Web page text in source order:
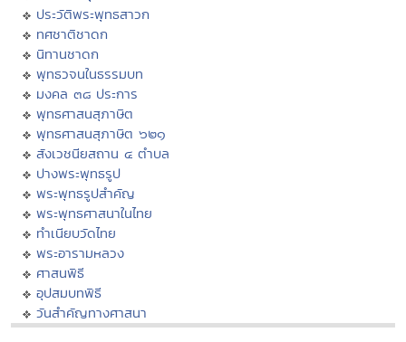
ประวัติพระพุทธสาวก
ทศชาติชาดก
นิทานชาดก
พุทธวจนในธรรมบท
มงคล ๓๘ ประการ
พุทธศาสนสุภาษิต
พุทธศาสนสุภาษิต ๖๒๑
สังเวชนียสถาน ๔ ตำบล
ปางพระพุทธรูป
พระพุทธรูปสำคัญ
พระพุทธศาสนาในไทย
ทำเนียบวัดไทย
พระอารามหลวง
ศาสนพิธี
อุปสมบทพิธี
วันสำคัญทางศาสนา